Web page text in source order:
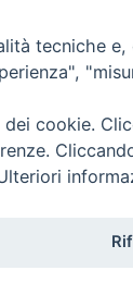
Cookie
tecniche
cookie.